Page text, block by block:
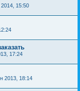
2014, 15:50
17:24
2013, 18:14